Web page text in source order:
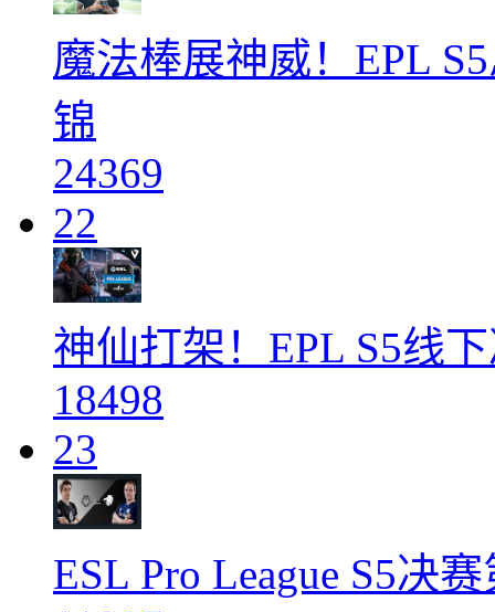
魔法棒展神威！EPL
锦
24369
22
神仙打架！EPL S5线
18498
23
ESL Pro League S5决